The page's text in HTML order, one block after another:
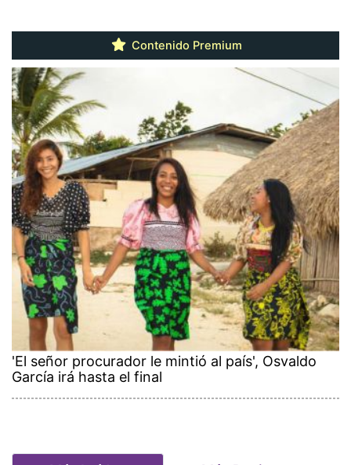
Contenido Premium
'El señor procurador le mintió al país', Osvaldo
García irá hasta el final